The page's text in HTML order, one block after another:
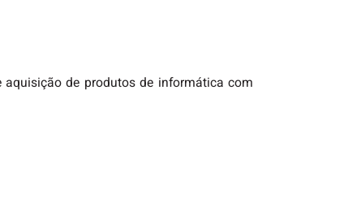
aquisição de produtos de informática com